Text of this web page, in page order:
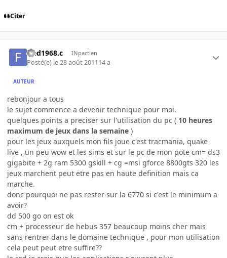
Citer
fred1968.c INpactien
Posté(e) le 28 août 201114 a
AUTEUR
rebonjour a tous
le sujet commence a devenir technique pour moi.
quelques points a preciser sur l'utilisation du pc ( 10 heures
maximum de jeux dans la semaine )
pour les jeux auxquels mon fils joue c'est tracmania, quake
live , un peu wow et les sims et sur le pc de mon pote cm= ds3
gigabite + 2g ram 5300 gskill + cg =msi gforce 8800gts 320 les
jeux marchent peut etre pas en haute definition mais ca
marche.
donc pourquoi ne pas rester sur la 6770 si c'est le minimum a
avoir?
dd 500 go on est ok
cm + processeur de hebus 357 beaucoup moins cher mais
sans rentrer dans le domaine technique , pour mon utilisation
cela peut peut etre suffire??